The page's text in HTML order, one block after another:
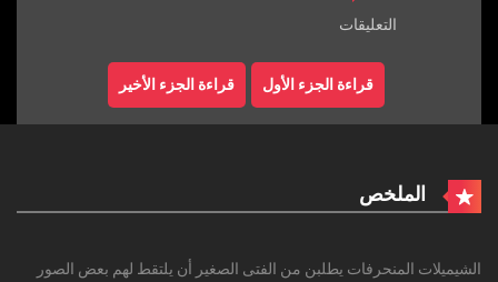
التعليقات
قراءة الجزء الأول قراءة الجزء الأخير
الملخص
الشيميلات المنحرفات يطلبن من الفتى الصغير أن يلتقط لهم بعض الصور